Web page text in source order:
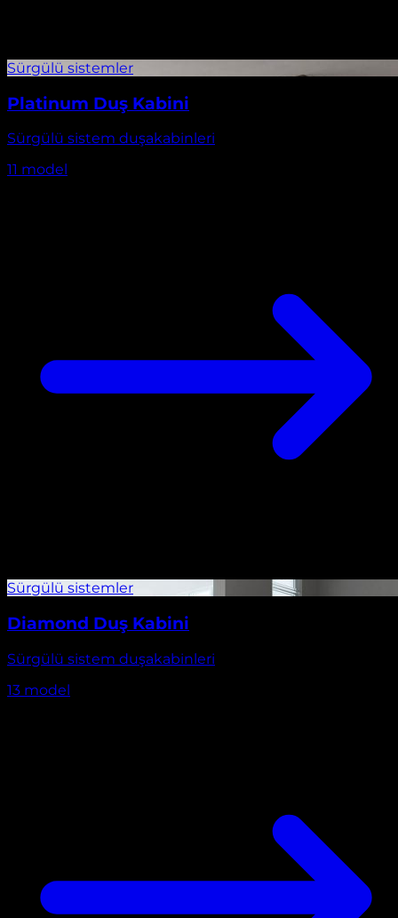
Platinum Duş Kabini
Sürgülü sistem duşakabinleri
11 model
Diamond Duş Kabini
Sürgülü sistem duşakabinleri
13 model